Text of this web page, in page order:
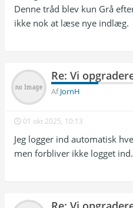
Denne tråd blev kun Grå
ikke nok at læse nye indlæg.
Re: Vi
AfJornH
01 okt 2025, 10:13
Jeg logger ind automatisk
men forbliver ikke logget ind.